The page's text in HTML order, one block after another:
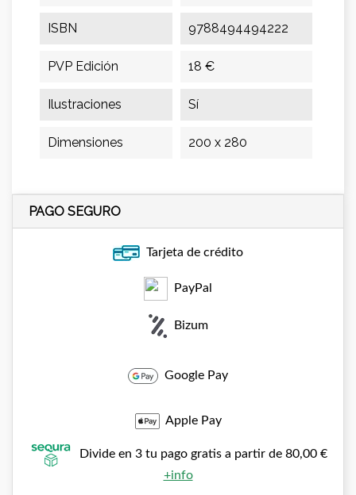
ISBN 9788494494222
PVP Edición 18 €
Ilustraciones Sí
Dimensiones 200 x 280
PAGO SEGURO
Tarjeta de crédito
PayPal
Bizum
Google Pay
Apple Pay
Divide en 3 tu pago gratis a partir de 80,00 €
+info